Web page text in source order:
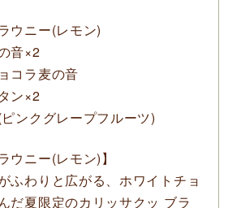
ウニー(レモン)
音×2
コラ麦の音
ン×2
ンクグレープフルーツ)
ウニー(レモン)】
ふわりと広がる、ホワイトチョ
だ夏限定のカリッサクッ ブラ